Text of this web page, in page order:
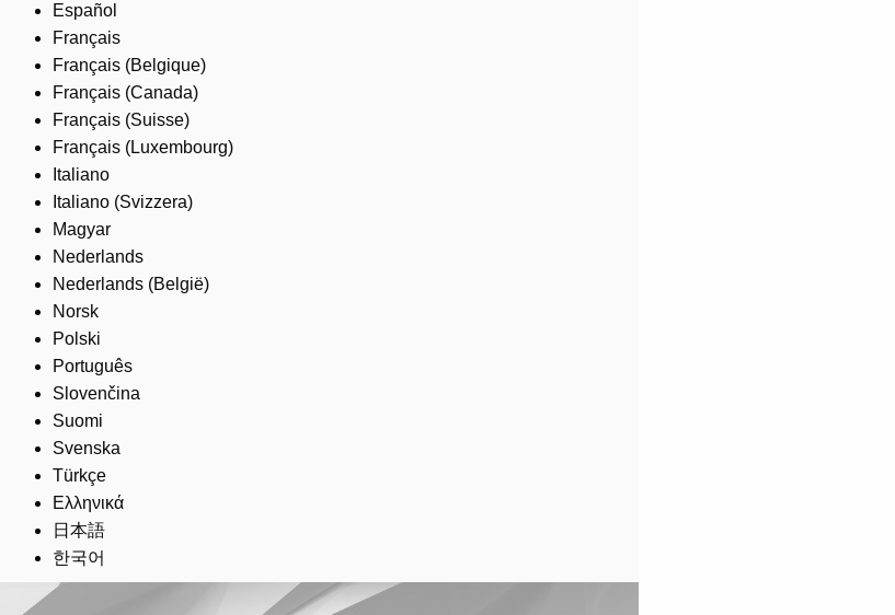
Español
Français
Français (Belgique)
Français (Canada)
Français (Suisse)
Français (Luxembourg)
Italiano
Italiano (Svizzera)
Magyar
Nederlands
Nederlands (België)
Norsk
Polski
Português
Slovenčina
Suomi
Svenska
Türkçe
Ελληνικά
日本語
한국어